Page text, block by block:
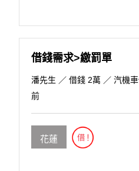
借錢需求>繳罰單
潘先生 ／ 借錢 2萬 ／ 汽機
前
花蓮